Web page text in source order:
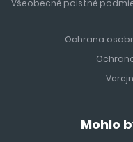
Všeobecné poistné
Ochrana
Mohlo